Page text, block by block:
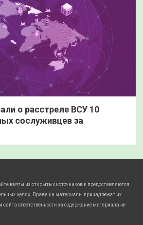
о расстреле ВСУ 10
сослуживцев за
взяты из открытых источников и предоставляются
целях. Права на материалы принадлежат их
ответственности за содержание материала не